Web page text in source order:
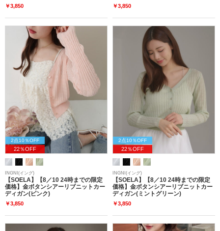
￥3,850 ￥3,850
2点10％OFF
22％OFF
INGNI(イング)
【SOELA】【8／10 24時までの限定
価格】金ボタンシアーリブニットカー
ディガン(ピンク)
￥3,850
2点10％OFF
22％OFF
INGNI(イング)
【SOELA】【8／10 24時までの限定
価格】金ボタンシアーリブニットカー
ディガン(ミントグリーン)
￥3,850